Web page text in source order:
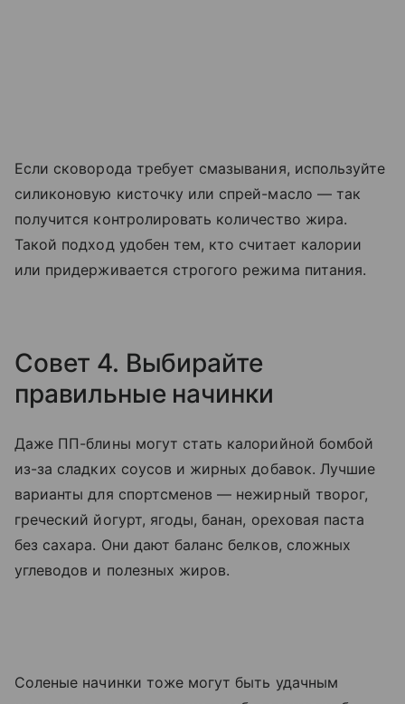
Если сковорода требует смазывания, используйте
силиконовую кисточку или спрей-масло — так
получится контролировать количество жира.
Такой подход удобен тем, кто считает калории
или придерживается строгого режима питания.
Совет 4. Выбирайте
правильные начинки
Даже ПП-блины могут стать калорийной бомбой
из-за сладких соусов и жирных добавок. Лучшие
варианты для спортсменов — нежирный творог,
греческий йогурт, ягоды, банан, ореховая паста
без сахара. Они дают баланс белков, сложных
углеводов и полезных жиров.
Соленые начинки тоже могут быть удачным